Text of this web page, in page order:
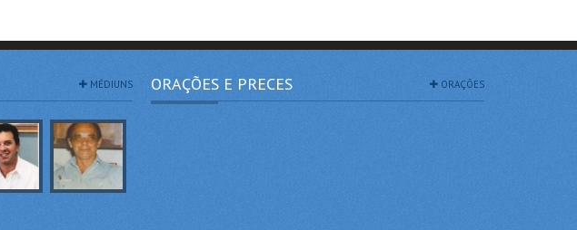
MÉDIUNS ORAÇÕES E PRECES ORAÇÕES